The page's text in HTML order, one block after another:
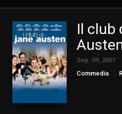
Il club
Sep. 09, 2007
Commedia